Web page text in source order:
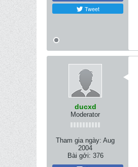
Tweet
ducxd
Moderator
Tham gia ngày: Aug
2004
Bài gởi: 376